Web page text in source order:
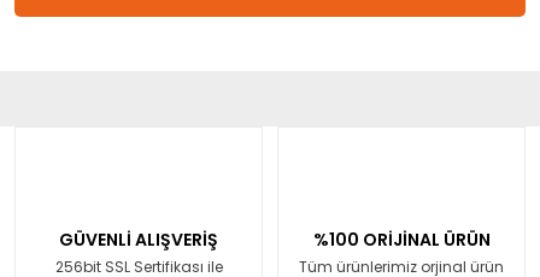
GÜVENLİ ALIŞVERİŞ
256bit SSL Sertifikası ile
%100 ORİJİNAL ÜRÜN
Tüm ürünlerimiz orjinal ürün